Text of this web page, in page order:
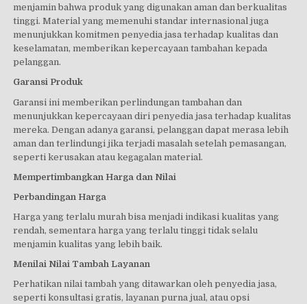
menjamin bahwa produk yang digunakan aman dan berkualitas
tinggi. Material yang memenuhi standar internasional juga
menunjukkan komitmen penyedia jasa terhadap kualitas dan
keselamatan, memberikan kepercayaan tambahan kepada
pelanggan.
Garansi Produk
Garansi ini memberikan perlindungan tambahan dan
menunjukkan kepercayaan diri penyedia jasa terhadap kualitas
mereka. Dengan adanya garansi, pelanggan dapat merasa lebih
aman dan terlindungi jika terjadi masalah setelah pemasangan,
seperti kerusakan atau kegagalan material.
Mempertimbangkan Harga dan Nilai
Perbandingan Harga
Harga yang terlalu murah bisa menjadi indikasi kualitas yang
rendah, sementara harga yang terlalu tinggi tidak selalu
menjamin kualitas yang lebih baik.
Menilai Nilai Tambah Layanan
Perhatikan nilai tambah yang ditawarkan oleh penyedia jasa,
seperti konsultasi gratis, layanan purna jual, atau opsi